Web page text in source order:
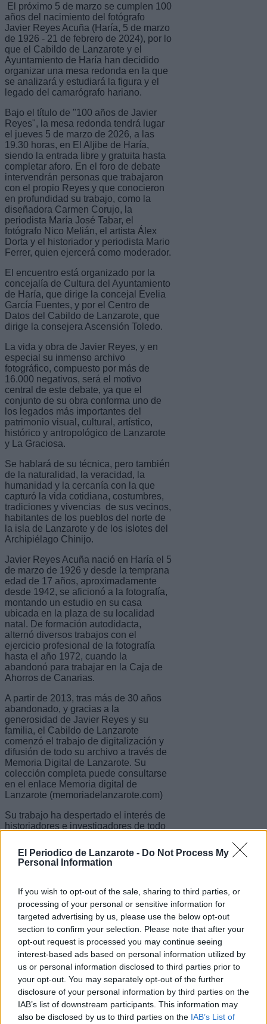
El Periodico de Lanzarote - Do Not Process My
Personal Information
If you wish to opt-out of the sale, sharing to third parties, or
processing of your personal or sensitive information for
targeted advertising by us, please use the below opt-out
section to confirm your selection. Please note that after your
opt-out request is processed you may continue seeing
interest-based ads based on personal information utilized by
us or personal information disclosed to third parties prior to
your opt-out. You may separately opt-out of the further
disclosure of your personal information by third parties on the
IAB’s list of downstream participants. This information may
also be disclosed by us to third parties on the IAB’s List of
El próximo 5 de marzo se cumplen 100
años del nacimiento del fotógrafo
Javier Reyes Acuña (Haría, 5 de marzo
de 1926 - 21 de febrero de 2024), por lo
que el Cabildo de Lanzarote y el
Ayuntamiento de Haría han decidido
organizar una mesa redonda en la que
se analizará y estudiará la figura y el
legado del camarógrafo hariano.
Bajo el título de "100 años de Javier
Reyes", la mesa redonda tendrá lugar
el jueves 5 de marzo de 2026, a las
19.30 horas, en El Aljibe de Haría,
siendo la entrada libre y gratuita hasta
completar aforo. En el foro de debate
intervendrán personas que trabajaron
con el propio Reyes y que conocieron
en profundidad su trabajo, como la
diseñadora Carmen Corujo, la
periodista María José Tabar, el
fotógrafo Nico Melián, el artista Álex
Dorta y el historiador y periodista Mario
Ferrer, quien ejercerá como moderador.
El encuentro está organizado por la
concejalía de Cultura del Ayuntamiento
de Haría, que dirige la concejal Evelia
García Fuentes, y por el Centro de
Datos del Cabildo de Lanzarote, que
dirige la consejera Ascensión Toledo.
La vida y obra de Javier Reyes, y en
especial su inmenso archivo
fotográfico, compuesto por más de
16.000 negativos, será el motivo
central de este debate, ya que el
conjunto de su obra conforma uno de
los legados más importantes del
patrimonio visual, cultural, artístico,
histórico y antropológico de Lanzarote
y La Graciosa.
Se hablará de su técnica, pero también
de la naturalidad, la veracidad, la
humanidad y la cercanía con la que
capturó la vida cotidiana, costumbres,
tradiciones y vivencias de sus vecinos,
habitantes de los pueblos del norte de
la isla de Lanzarote y de los islotes del
Archipiélago Chinijo.
Javier Reyes Acuña nació en Haría el 5
de marzo de 1926 y desde la temprana
edad de 17 años, aproximadamente
desde 1942, se aficionó a la fotografía,
montando un estudio en su casa
ubicada en la plaza de su localidad
natal. De formación autodidacta,
alternó diversos trabajos con el
ejercicio profesional de la fotografía
hasta el año 1972, cuando la
abandonó para trabajar en la Caja de
Ahorros de Canarias.
A partir de 2013, tras más de 30 años
abandonado, y gracias a la
generosidad de Javier Reyes y su
familia, el Cabildo de Lanzarote
comenzó el trabajo de digitalización y
difusión de todo su archivo a través de
Memoria Digital de Lanzarote. Su
colección completa puede consultarse
en el enlace Memoria digital de
Lanzarote (memoriadelanzarote.com)
Su trabajo ha despertado el interés de
historiadores e investigadores de todo
en su isla natal en repetidas ocasiones,
además de en otras islas Canarias,
como Tenerife, Gran Canaria y La
lugares tales como Azores (São
Miguel), Cabo Verde (Santiago) y
Madeira (Ponta do Sol).
En el año 2023 fue nombrado Hijo
Predilecto de Haría por el pleno del
Ayuntamiento de la localidad norteña.
Falleció en Haría el 21 de febrero de
2024 a los 97 años de edad.
Nueva edición del libro "Javier Reyes.
La mirada artesana"